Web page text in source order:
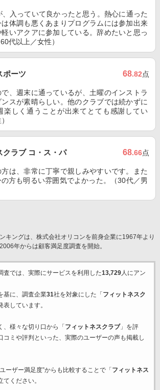
入っていて良かったと思う。熱心に通った
体調も悪くあまりプログラムには参加出来
いアクアに参加している。辞めたいと思っ
代以上／女性）
ポーツ 68.82点
、週末に通っているが、土曜のインストラ
スが素晴らしい。他のクラブでは続かずに
楽しく通うことが出来てとても感謝してい
クラブ コ・ス・パ 68.66点
は、非常に丁寧で親しみやすいです。また
方も明るい雰囲気でよかった。（30代／男
キングは、株式会社オリコンを前身企業に1967年より
年からは顧客満足度調査を開始。
査では、実際にサービスを利用した13,729人にアン
基に、調査企業31社を対象にした「 フィットネスク
しています。
、様々な切り口から「 フィットネスクラブ」を評
コミや評判といった、実際のユーザーの声も掲載し
ーザー満足度”からも比較することで「 フィットネス
ください。